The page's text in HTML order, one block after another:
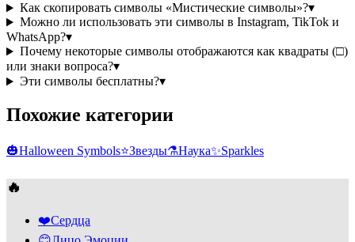
Как скопировать символы «Мистические символы»?▾
Можно ли использовать эти символы в Instagram, TikTok и
WhatsApp?▾
Почему некоторые символы отображаются как квадраты (□)
или знаки вопроса?▾
Эти символы бесплатны?▾
Похожие категории
🎃Halloween Symbols⭐Звезды⚗️Наука✨Sparkles
🔥
❤️Сердца